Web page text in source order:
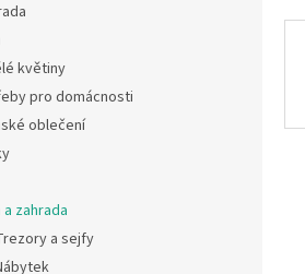
květiny
pro domácnosti
oblečení
a zahrada
a sejfy